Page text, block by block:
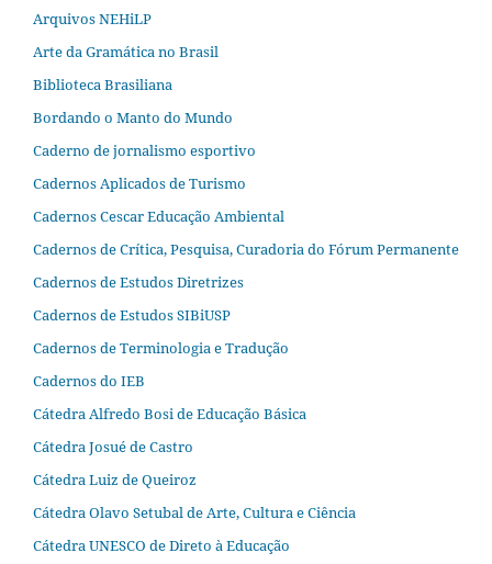
Arquivos NEHiLP
Arte da Gramática no Brasil
Biblioteca Brasiliana
Bordando o Manto do Mundo
Caderno de jornalismo esportivo
Cadernos Aplicados de Turismo
Cadernos Cescar Educação Ambiental
Cadernos de Crítica, Pesquisa, Curadoria do Fórum Permanente
Cadernos de Estudos Diretrizes
Cadernos de Estudos SIBiUSP
Cadernos de Terminologia e Tradução
Cadernos do IEB
Cátedra Alfredo Bosi de Educação Básica
Cátedra Josué de Castro
Cátedra Luiz de Queiroz
Cátedra Olavo Setubal de Arte, Cultura e Ciência
Cátedra UNESCO de Direto à Educação